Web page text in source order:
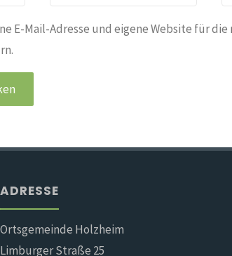
E-Mail-Adresse und eigene Website für
ADRESSE
Ortsgemeinde Holzheim
Limburger Straße 25